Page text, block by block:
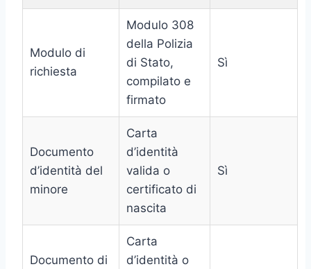
Modulo di
richiesta
Modulo 308
della Polizia
di Stato,
compilato e
firmato
Sì
Documento
d’identità del
minore
Carta
d’identità
valida o
certificato di
nascita
Sì
Documento di
Carta
d’identità o